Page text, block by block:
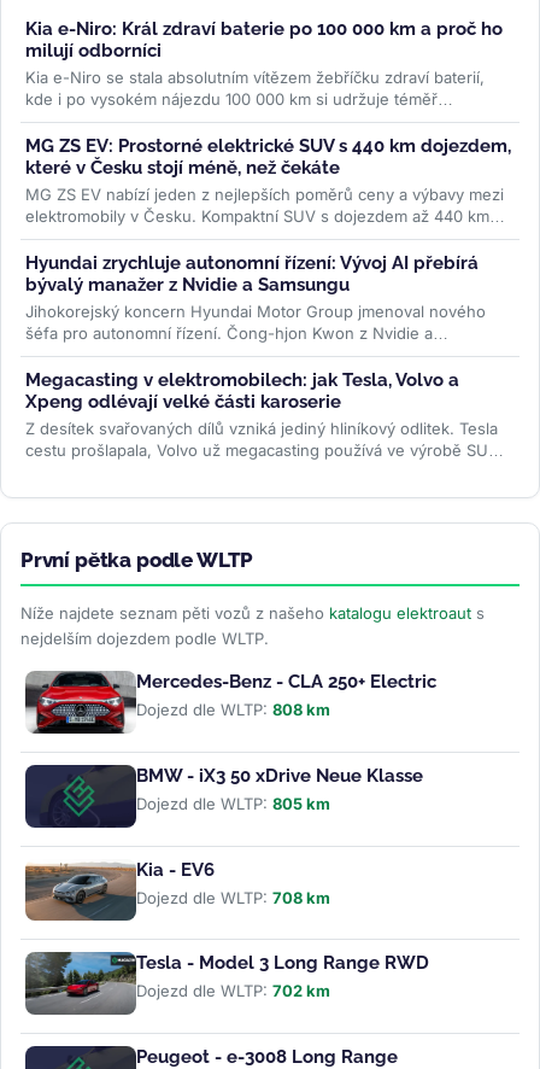
Kia e-Niro: Král zdraví baterie po 100 000 km a proč ho
milují odborníci
Kia e-Niro se stala absolutním vítězem žebříčku zdraví baterií,
kde i po vysokém nájezdu 100 000 km si udržuje téměř
původní...>>
MG ZS EV: Prostorné elektrické SUV s 440 km dojezdem,
které v Česku stojí méně, než čekáte
MG ZS EV nabízí jeden z nejlepších poměrů ceny a výbavy mezi
elektromobily v Česku. Kompaktní SUV s dojezdem až 440 km
WLTP a 7letou...>>
Hyundai zrychluje autonomní řízení: Vývoj AI přebírá
bývalý manažer z Nvidie a Samsungu
Jihokorejský koncern Hyundai Motor Group jmenoval nového
šéfa pro autonomní řízení. Čong-hjon Kwon z Nvidie a
Samsungu má značku posunout...>>
Megacasting v elektromobilech: jak Tesla, Volvo a
Xpeng odlévají velké části karoserie
Z desítek svařovaných dílů vzniká jediný hliníkový odlitek. Tesla
cestu prošlapala, Volvo už megacasting používá ve výrobě SUV
První pětka podle WLTP
Níže najdete seznam pěti vozů z našeho katalogu elektroaut s
nejdelším dojezdem podle WLTP.
Mercedes-Benz - CLA 250+ Electric
Dojezd dle WLTP: 808 km
BMW - iX3 50 xDrive Neue Klasse
Dojezd dle WLTP: 805 km
Kia - EV6
Dojezd dle WLTP: 708 km
Tesla - Model 3 Long Range RWD
Dojezd dle WLTP: 702 km
Peugeot - e-3008 Long Range